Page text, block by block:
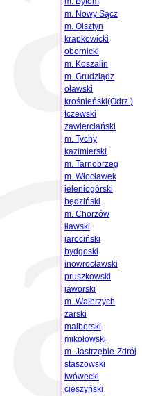
m. Nowy Sącz
m. Olsztyn
krapkowicki
obornicki
m. Koszalin
m. Grudziądz
oławski
krośnieński(Odrz.)
tczewski
zawierciański
m. Tychy
kazimierski
m. Tarnobrzeg
m. Włocławek
jeleniogórski
będziński
m. Chorzów
iławski
jarociński
bydgoski
inowrocławski
pruszkowski
jaworski
m. Wałbrzych
żarski
malborski
mikołowski
m. Jastrzębie-Zdrój
staszowski
lwówecki
cieszyński